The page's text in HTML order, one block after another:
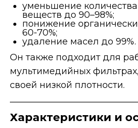
уменьшение
веществ до 90–98%;
понижение
60-70%;
удаление масел до 99%.
Он также подходит для
мультимедийных
своей низкой плотности.
Характеристики и